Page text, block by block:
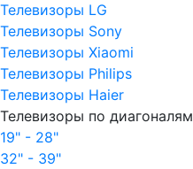
Телевизоры LG
Телевизоры Sony
Телевизоры Xiaomi
Телевизоры Philips
Телевизоры Haier
Телевизоры по диагоналям
19" - 28"
32" - 39"